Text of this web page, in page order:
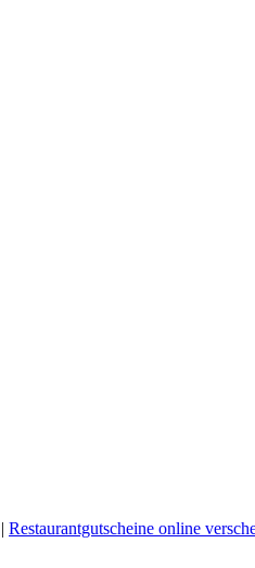
| Restaurantgutscheine online